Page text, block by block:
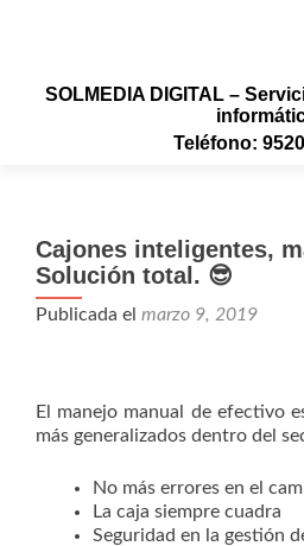
SOLMEDIA DIGITAL –
Teléfono:
Cajones inteligentes,
Solución total. 😎
Publicada el marzo 9, 2019
El manejo manual de efectivo
más generalizados dentro del
No más errores en el
La caja siempre cuadra
Seguridad en la gestión